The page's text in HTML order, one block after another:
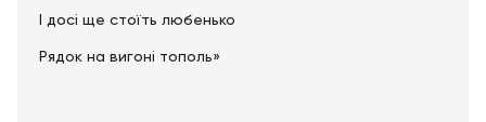
І досі ще стоїть любенько
Рядок на вигоні тополь»